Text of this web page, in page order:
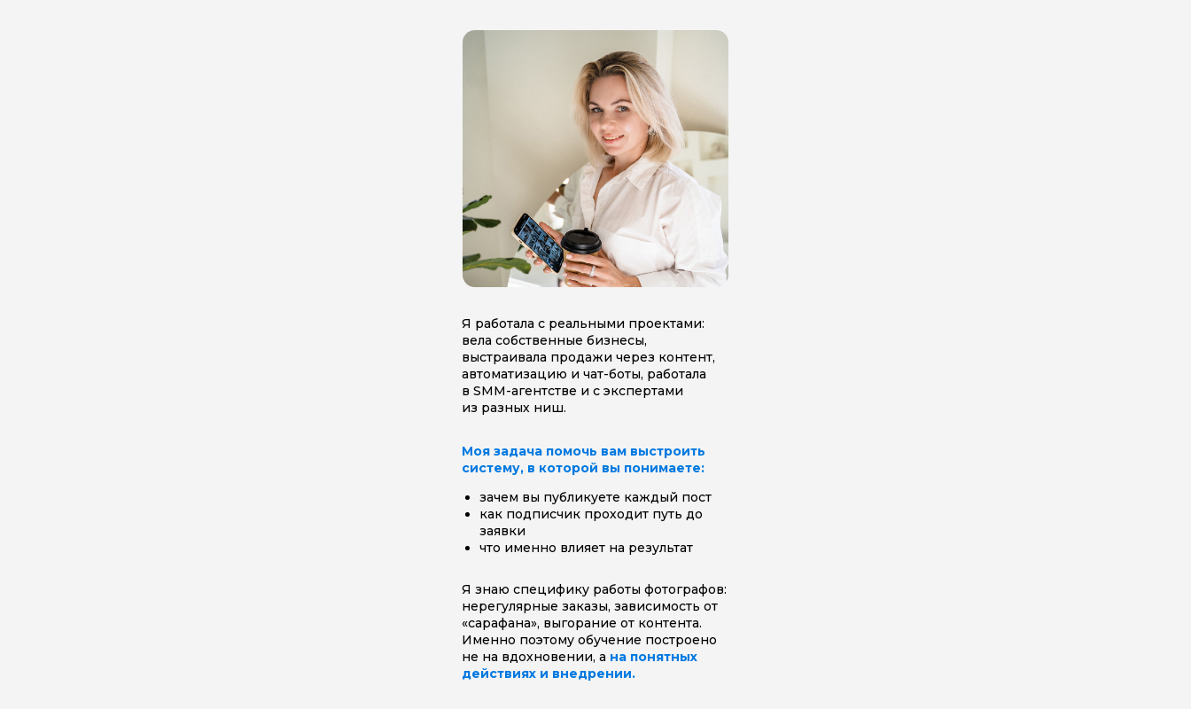
Я работала с реальными проектами:
вела собственные бизнесы,
выстраивала продажи через контент,
автоматизацию и чат-боты, работала
в SMM-агентстве и с экспертами
из разных ниш.
Моя задача помочь вам выстроить
систему, в которой вы понимаете:
зачем вы публикуете каждый пост
как подписчик проходит путь до
заявки
что именно влияет на результат
Я знаю специфику работы фотографов:
нерегулярные заказы, зависимость от
«сарафана», выгорание от контента.
Именно поэтому обучение построено
не на вдохновении, а на понятных
действиях и внедрении.